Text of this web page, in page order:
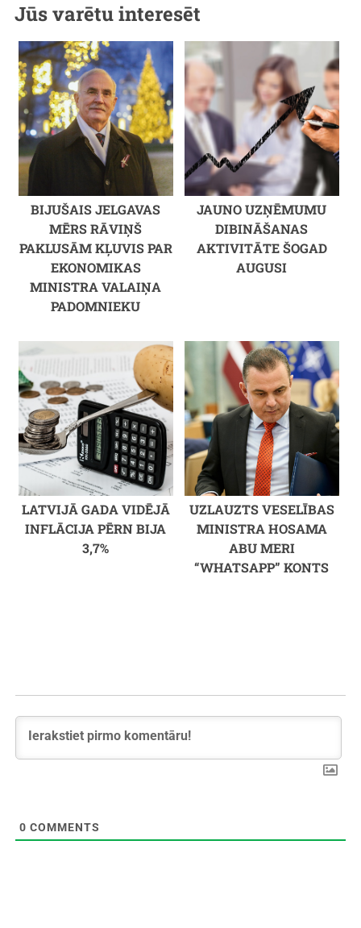
Jūs varētu interesēt
BIJUŠAIS JELGAVAS
MĒRS RĀVIŅŠ
PAKLUSĀM KĻUVIS PAR
EKONOMIKAS
MINISTRA VALAIŅA
PADOMNIEKU
JAUNO UZŅĒMUMU
DIBINĀŠANAS
AKTIVITĀTE ŠOGAD
AUGUSI
LATVIJĀ GADA VIDĒJĀ
INFLĀCIJA PĒRN BIJA
3,7%
UZLAUZTS VESELĪBAS
MINISTRA HOSAMA
ABU MERI
“WHATSAPP” KONTS
0 COMMENTS